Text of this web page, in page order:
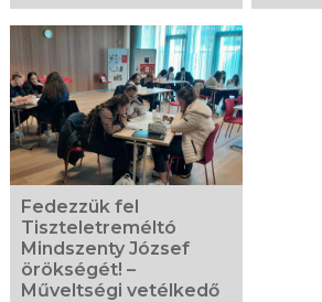
Fedezzük fel
Tiszteletreméltó
Mindszenty József
örökségét! –
Műveltségi vetélkedő